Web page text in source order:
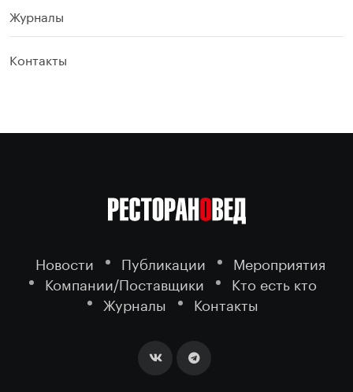
Журналы
Контакты
Новости Публикации
Мероприятия
Компании/Поставщики
Кто есть кто
Журналы
Контакты